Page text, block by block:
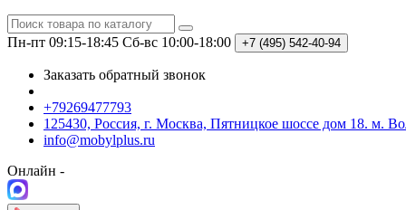
Пн-пт 09:15-18:45 Сб-вс 10:00-18:00 +7 (495) 542-40-94
Заказать обратный звонок
+79269477793
125430, Россия, г. Москва, Пятницкое шоссе дом 18. м.
info@mobylplus.ru
Онлайн -